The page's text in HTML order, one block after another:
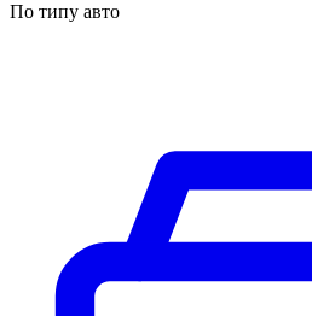
По типу авто